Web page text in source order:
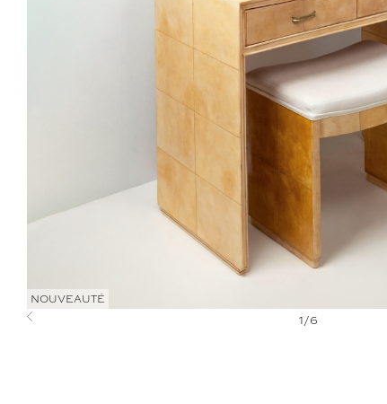
Previous
NOUVEAUTÉ
1/6